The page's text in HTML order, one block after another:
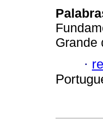
Grande
·